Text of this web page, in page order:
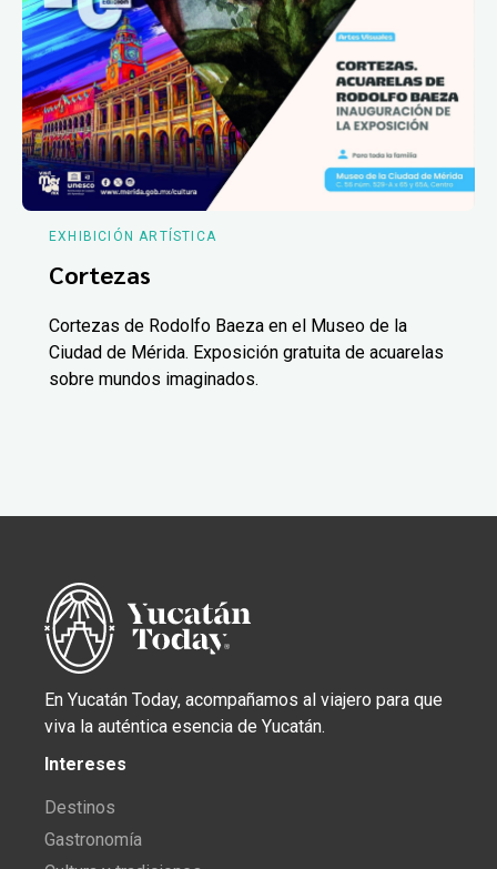
EXHIBICIÓN ARTÍSTICA
Cortezas
Cortezas de Rodolfo Baeza en el Museo de la
Ciudad de Mérida. Exposición gratuita de acuarelas
sobre mundos imaginados.
En Yucatán Today, acompañamos al viajero para que
viva la auténtica esencia de Yucatán.
Intereses
Destinos
Gastronomía